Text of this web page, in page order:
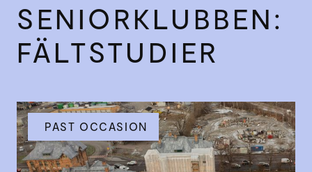
SENIOR­KLUBBEN:
FÄLTSTUDIER
PAST OCCASION